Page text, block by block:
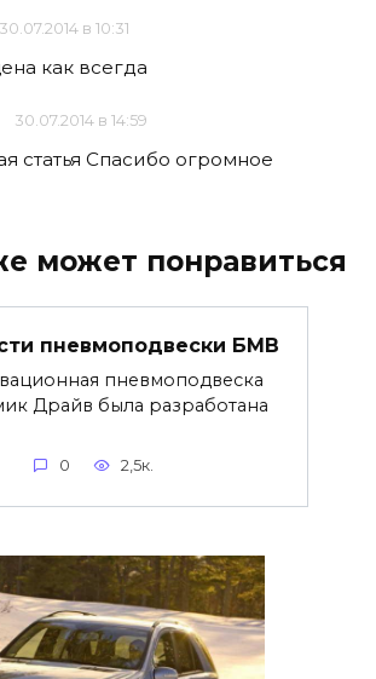
30.07.2014 в 10:31
как всегда
30.07.2014 в 14:59
статья Спасибо огромное
может понравиться
пневмоподвески БМВ
пневмоподвеска
Драйв была разработана
0 2,5к.